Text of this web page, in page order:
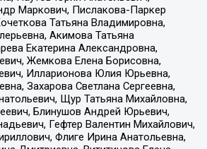
Маркович, Пислакова-Паркер
Татьяна Владимировна,
Акимова Татьяна
Екатерина Александровна,
Жемкова Елена Борисовна,
Илларионова Юлия Юрьевна,
Захарова Светлана Сергеевна,
Щур Татьяна Михайловна,
Блинушов Андрей Юрьевич,
Гефтер Валентин Михайлович,
Флиге Ирина Анатольевна,